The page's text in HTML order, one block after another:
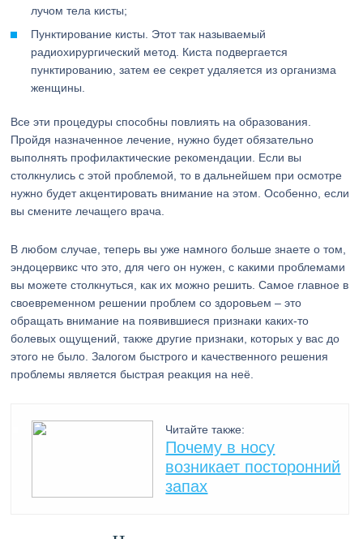
лучом тела кисты;
Пунктирование кисты. Этот так называемый
радиохирургический метод. Киста подвергается
пунктированию, затем ее секрет удаляется из организма
женщины.
Все эти процедуры способны повлиять на образования.
Пройдя назначенное лечение, нужно будет обязательно
выполнять профилактические рекомендации. Если вы
столкнулись с этой проблемой, то в дальнейшем при осмотре
нужно будет акцентировать внимание на этом. Особенно, если
вы смените лечащего врача.
В любом случае, теперь вы уже намного больше знаете о том,
эндоцервикс что это, для чего он нужен, с какими проблемами
вы можете столкнуться, как их можно решить. Самое главное в
своевременном решении проблем со здоровьем – это
обращать внимание на появившиеся признаки каких-то
болевых ощущений, также другие признаки, которых у вас до
этого не было. Залогом быстрого и качественного решения
проблемы является быстрая реакция на неё.
Читайте также:
Почему в носу
возникает посторонний
запах